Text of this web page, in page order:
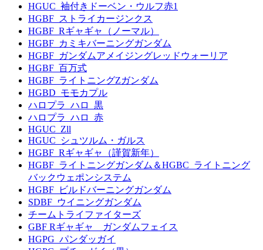
HGUC_袖付きドーベン・ウルフ赤1
HGBF_ストライカージンクス
HGBF_Rギャギャ（ノーマル）
HGBF_カミキバーニングガンダム
HGBF_ガンダムアメイジングレッドウォーリア
HGBF_百万式
HGBF_ライトニングZガンダム
HGBD_モモカプル
ハロプラ_ハロ_黒
ハロプラ_ハロ_赤
HGUC_Zll
HGUC_シュツルム・ガルス
HGBF_Rギャギャ（謹賀新年）
HGBF_ライトニングガンダム＆HGBC_ライトニング
バックウェポンシステム
HGBF_ビルドバーニングガンダム
SDBF_ウイニングガンダム
チームトライファイターズ
GBF Rギャギャ ガンダムフェイス
HGPG_パンダッガイ